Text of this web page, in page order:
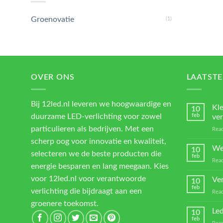
Groenovatie (1)
OVER ONS
Bij 12led.nl leveren we hoogwaardige en
duurzame LED-verlichting voor zowel
particulieren als bedrijven. Met een
scherp oog voor innovatie en kwaliteit,
selecteren we de beste producten die
energie besparen en lang meegaan. Kies
voor 12led.nl voor verantwoorde
verlichting die bijdraagt aan een
groenere toekomst.
10
feb
10
feb
10
feb
10
feb